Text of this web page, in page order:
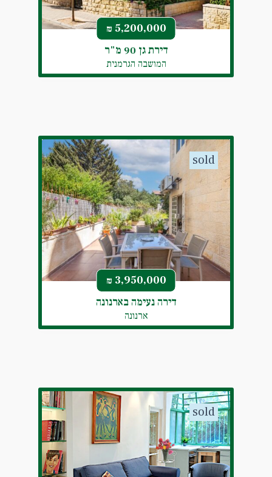
5,200,000
₪
דירת גן 90 מ"ר
המושבה הגרמנית
sold
3,950,000
₪
דירה נעימה בארנונה
ארנונה
sold